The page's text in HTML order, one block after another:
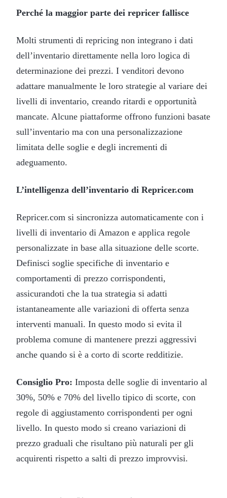
Perché la maggior parte dei repricer fallisce
Molti strumenti di repricing non integrano i dati
dell’inventario direttamente nella loro logica di
determinazione dei prezzi. I venditori devono
adattare manualmente le loro strategie al variare dei
livelli di inventario, creando ritardi e opportunità
mancate. Alcune piattaforme offrono funzioni basate
sull’inventario ma con una personalizzazione
limitata delle soglie e degli incrementi di
adeguamento.
L’intelligenza dell’inventario di Repricer.com
Repricer.com si sincronizza automaticamente con i
livelli di inventario di Amazon e applica regole
personalizzate in base alla situazione delle scorte.
Definisci soglie specifiche di inventario e
comportamenti di prezzo corrispondenti,
assicurandoti che la tua strategia si adatti
istantaneamente alle variazioni di offerta senza
interventi manuali. In questo modo si evita il
problema comune di mantenere prezzi aggressivi
anche quando si è a corto di scorte redditizie.
Consiglio Pro: Imposta delle soglie di inventario al
30%, 50% e 70% del livello tipico di scorte, con
regole di aggiustamento corrispondenti per ogni
livello. In questo modo si creano variazioni di
prezzo graduali che risultano più naturali per gli
acquirenti rispetto a salti di prezzo improvvisi.